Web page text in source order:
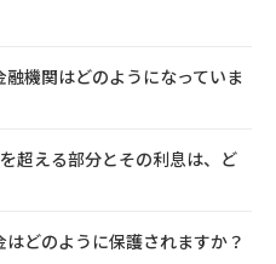
機関はどのようになっていま
超える部分とその利息は、ど
どのように保護されますか？